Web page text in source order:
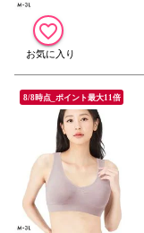
8/8時点_ポイント最大11倍